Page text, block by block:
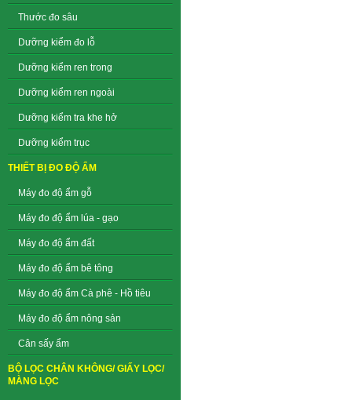
Thước đo sâu
Dưỡng kiểm đo lỗ
Dưỡng kiểm ren trong
Dưỡng kiểm ren ngoài
Dưỡng kiểm tra khe hở
Dưỡng kiểm trục
THIẾT BỊ ĐO ĐỘ ẨM
Máy đo độ ẩm gỗ
Máy đo độ ẩm lúa - gạo
Máy đo độ ẩm đất
Máy đo độ ẩm bê tông
Máy đo độ ẩm Cà phê - Hồ tiêu
Máy đo độ ẩm nông sản
Cân sấy ẩm
BỘ LỌC CHÂN KHÔNG/ GIẤY LỌC/
MÀNG LỌC